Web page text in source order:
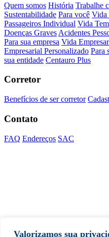
Valorizamos sua
Quem somos História Trabalhe
Sustentabilidade Para você Vida
Passageiros Individual Vida
Doenças Graves Acidentes
Para sua empresa Vida
Empresarial Personalizado Para
sua entidade Centauro Plus
Corretor
Benefícios de ser corretor
Contato
FAQ Endereços SAC